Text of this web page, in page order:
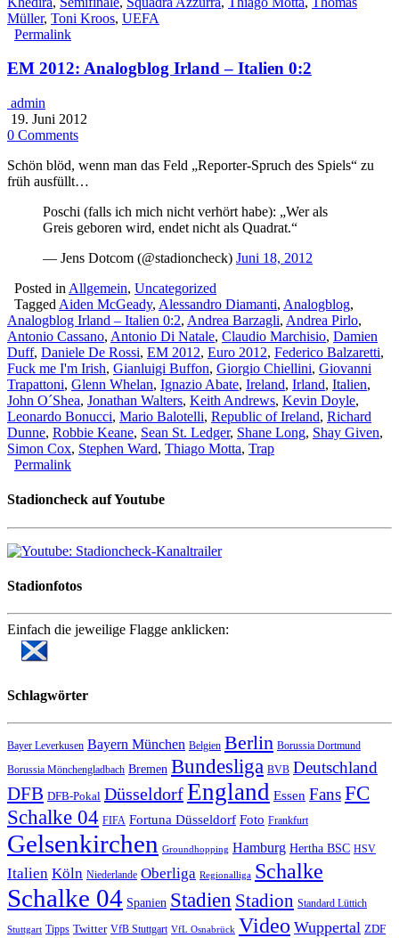
Müller, Toni Kroos, UEFA
Permalink
EM 2012: Analogblog Irland – Italien 0:2
admin
19. Juni 2012
0 Comments
Schön blöd, wenn man das Feld „Reporter-Spruch des Spiels“ zu
früh ausfüllt…
Poschi (falls ich mich nicht verhört habe): „Wer als
Greis geboren wird, endet nicht als Quadrat.“
— Jens Dotcom (@stadioncheck) Juni 18, 2012
Posted in Allgemein, Uncategorized
Tagged Aiden McGeady, Alessandro Diamanti, Analogblog,
Analogblog Irland – Italien 0:2, Andrea Barzagli, Andrea Pirlo,
Antonio Cassano, Antonio Di Natale, Claudio Marchisio, Damien
Duff, Daniele De Rossi, EM 2012, Euro 2012, Federico Balzaretti,
Fuck me I'm Irish, Gianluigi Buffon, Giorgio Chiellini, Giovanni
Trapattoni, Glenn Whelan, Ignazio Abate, Ireland, Irland, Italien,
John O´Shea, Jonathan Walters, Keith Andrews, Kevin Doyle,
Leonardo Bonucci, Mario Balotelli, Republic of Ireland, Richard
Dunne, Robbie Keane, Sean St. Ledger, Shane Long, Shay Given,
Simon Cox, Stephen Ward, Thiago Motta, Trap
Permalink
Stadioncheck auf Youtube
Stadionfotos
Einfach die jeweilige Flagge anklicken:
Schlagwörter
Bayer Leverkusen Bayern München Belgien Berlin Borussia Dortmund
Borussia Mönchengladbach Bremen Bundesliga BVB Deutschland
DFB DFB-Pokal DüsseldorfEngland Essen FansFC
Schalke 04 FIFA Fortuna Düsseldorf Foto Frankfurt
Gelsenkirchen Groundhopping Hamburg Hertha BSC HSV
Italien Köln Niederlande Oberliga Regionalliga Schalke
Schalke 04 Spanien Stadien Stadion Standard Lüttich
Stuttgart Tipps Twitter VfB Stuttgart VfL Osnabrück Video Wuppertal ZDF